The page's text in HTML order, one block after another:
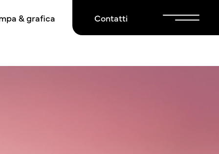
& grafica Contatti